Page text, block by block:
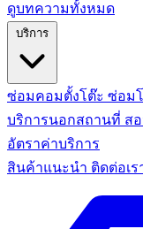
ดูบทความทั้งหมด
บริการ
ซ่อมคอมตั้งโต๊ะ ซ่อม
บริการนอกสถานที่ ส
อัตราค่าบริการ
สินค้าแนะนำ ติดต่อเร